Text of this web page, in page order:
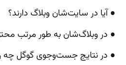
● آیا در سایت‌شان وبلاگ دارند؟
● در وبلاگ‌شان به طور مرتب
● در نتایج جست‌وجوی گوگل چه